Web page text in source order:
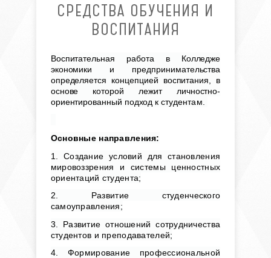
СРЕДСТВА ОБУЧЕНИЯ И
ВОСПИТАНИЯ
Воспитательная работа в Колледже
экономики и предпринимательства
определяется концепцией воспитания, в
основе которой лежит личностно-
ориентированный подход к студентам.
Основные направления:
1. Создание условий для становления
мировоззрения и системы ценностных
ориентаций студента;
2. Развитие студенческого
самоуправления;
3. Развитие отношений сотрудничества
студентов и преподавателей;
4. Формирование профессиональной